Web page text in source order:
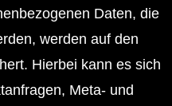
Daten, die
werden auf den
Hierbei kann es sich
Meta- und